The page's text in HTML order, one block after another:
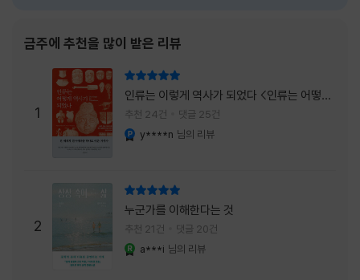
는다는 것, 대신 지나온 시간 속에서 비로소 알
있고 무너지지 않는 것보다 다시 일어서는 일이
더 중요하다는 사실을 담담하게 보여줍니다. 그
래서 읽는 내내 위로가 과장되지 않았고, 오히
려 그 절제된 진심 덕분에 더 오래 마음에 남았
습니다. 책 곳곳에
금주에 추천을 많이 받은 리뷰
1
인류는 이렇게 역사가 되었다 <인류는 어떻게
역사가 되었나>
추천 24건 댓글 25건
y****n 님의 리뷰
2
누군가를 이해한다는 것
추천 21건 댓글 20건
a***i 님의 리뷰